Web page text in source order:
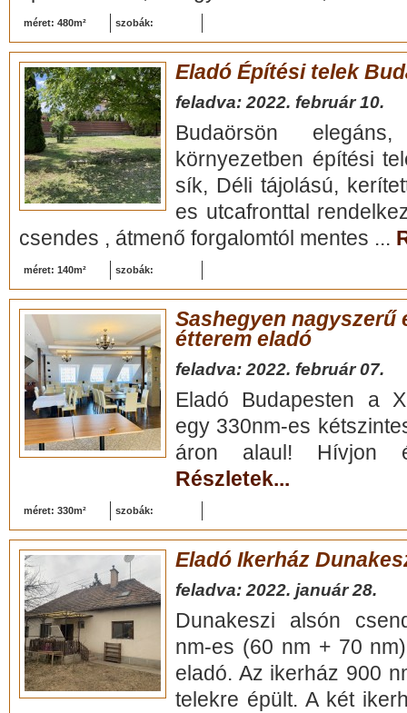
méret: 480m² szobák:
Eladó Építési telek
feladva: 2022. február 10.
Budaörsön
környezetben építési
sík, Déli tájolású,
es utcafronttal
csendes , átmenő forgalomtól mentes ...
méret: 140m² szobák:
Sashegyen nagyszerű
étterem eladó
feladva: 2022. február 07.
Eladó Budapesten a
egy 330nm-es
áron alaul! Hívjon
Részletek...
méret: 330m² szobák:
Eladó Ikerház
feladva: 2022. január 28.
Dunakeszi alsón
nm-es (60 nm + 70
eladó. Az ikerház 900
telekre épült. A két